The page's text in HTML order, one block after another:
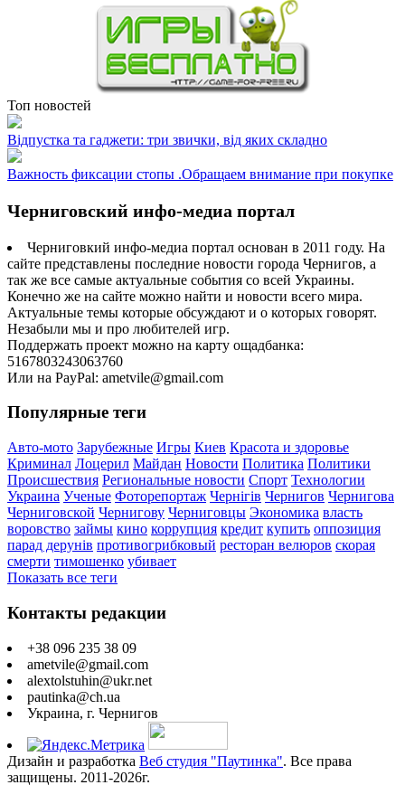
Топ новостей
Відпустка та гаджети: три звички, від яких складно
Важность фиксации стопы .Обращаем внимание при покупке
Черниговский инфо-медиа портал
Черниговкий инфо-медиа портал основан в 2011 году. На
сайте представлены последние новости города Чернигов, а
так же все самые актуальные события со всей Украины.
Конечно же на сайте можно найти и новости всего мира.
Актуальные темы которые обсуждают и о которых говорят.
Незабыли мы и про любителей игр.
Поддержать проект можно на карту ощадбанка:
5167803243063760
Или на PayPal: ametvile@gmail.com
Популярные теги
Авто-мото Зарубежные Игры Киев Красота и здоровье
Криминал Лоцерил Майдан Новости Политика Политики
Происшествия Региональные новости Спорт Технологии
Украина Ученые Фоторепортаж Чернігів Чернигов Чернигова
Черниговской Чернигову Черниговцы Экономика власть
воровство займы кино коррупция кредит купить оппозиция
парад дерунів противогрибковый ресторан велюров скорая
смерти тимошенко убивает
Показать все теги
Контакты редакции
+38 096 235 38 09
ametvile@gmail.com
alextolstuhin@ukr.net
pautinka@ch.ua
Украина, г. Чернигов
Дизайн и разработка Веб студия "Паутинка". Все права
защищены. 2011-2026г.